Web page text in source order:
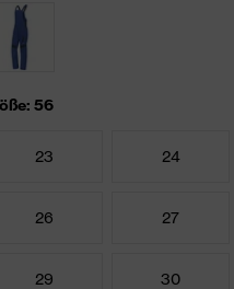
56
23 24
26 27
29 30